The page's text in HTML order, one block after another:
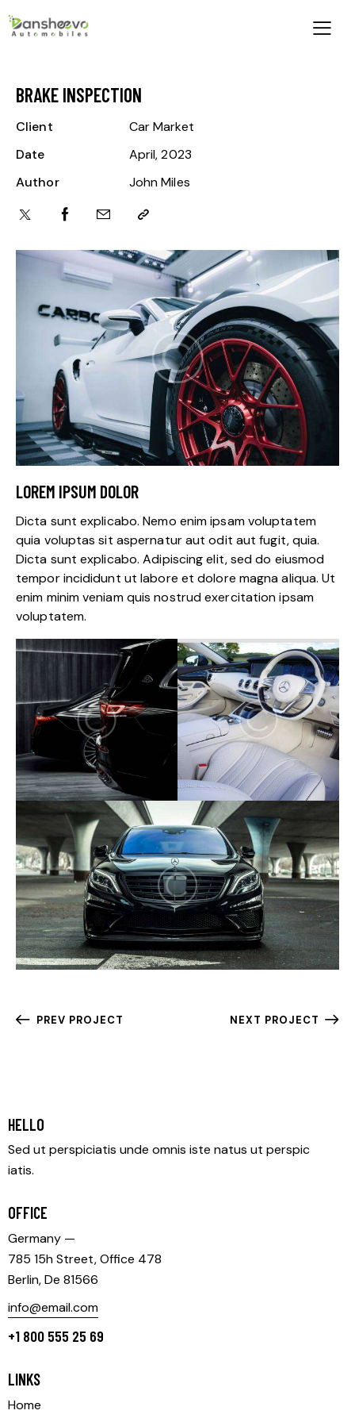
BRAKE INSPECTION
LOREM IPSUM DOLOR
Dicta sunt explicabo. Nemo enim ipsam voluptatem
quia voluptas sit aspernatur aut odit aut fugit, quia.
Dicta sunt explicabo. Adipiscing elit, sed do eiusmod
tempor incididunt ut labore et dolore magna aliqua. Ut
enim minim veniam quis nostrud exercitation ipsam
voluptatem.
Client
Car Market
Date
April, 2023
Author
John Miles
PREV PROJECT NEXT PROJECT
HELLO
Sed ut perspiciatis unde omnis iste natus ut perspic
iatis.
OFFICE
Germany —
785 15h Street, Office 478
Berlin, De 81566
info@email.com
+1 800 555 25 69
LINKS
Home